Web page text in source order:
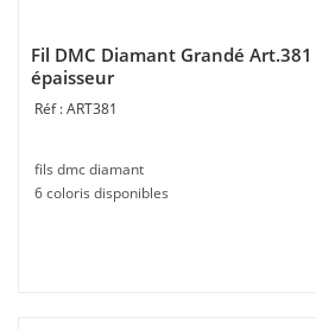
Fil DMC Diamant Grandé
épaisseur
ART381
fils dmc diamant
6 coloris disponibles